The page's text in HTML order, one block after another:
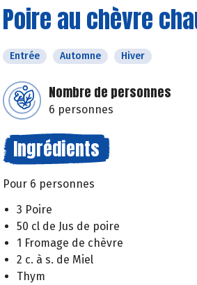
Poire au chèvre
Entrée Automne Hiver
Nombre de personnes
6 personnes
Ingrédients
Pour 6 personnes
3 Poire
50 cl de Jus de poire
1 Fromage de chèvre
2 c. à s. de Miel
Thym